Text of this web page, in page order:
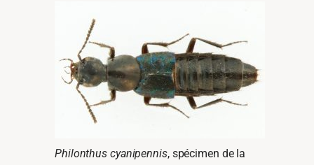
Philonthus cyanipennis, spécimen de la